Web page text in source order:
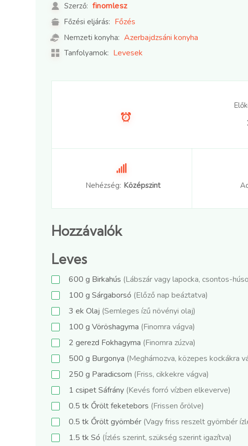
Szerző: finomlesz
Főzési eljárás: Főzés
Nemzeti konyha: Azerbajdzsáni konyha
Tanfolyamok: Levesek
Nehézség: Középszint
Hozzávalók
Leves
600 g Birkahús (Lábszár vagy lapocka, csontos-
100 g Sárgaborsó (Előző nap beáztatva)
3 ek Olaj (Semleges ízű növényi olaj)
100 g Vöröshagyma (Finomra vágva)
2 gerezd Fokhagyma (Finomra zúzva)
500 g Burgonya (Meghámozva, közepes kockákra
250 g Paradicsom (Friss, cikkekre vágva)
1 csipetSáfrány (Kevés forró vízben elkeverve)
0.5 tk Őrölt feketebors (Frissen őrölve)
0.5 tk Őrölt gyömbér (Vagy friss reszelt gyömbér
1.5 tk Só (Ízlés szerint, szükség szerint igazítva)